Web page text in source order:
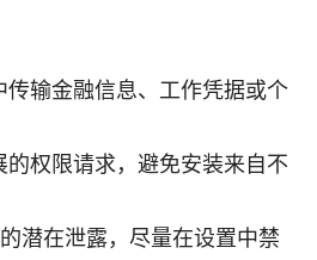
传输金融信息、工作凭据或个
的权限请求，避免安装来自不
潜在泄露，尽量在设置中禁